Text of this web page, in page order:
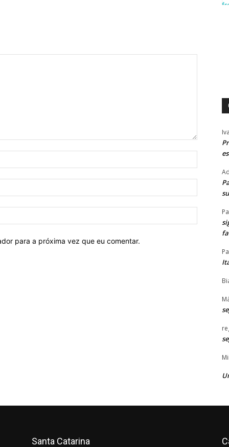
mail:*
para a próxima vez que eu comentar.
Santa Catarina